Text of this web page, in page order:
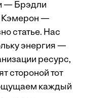
— Брэдли
Кэмерон —
статье. Нас
энергия —
ресурс,
стороной тот
каждый